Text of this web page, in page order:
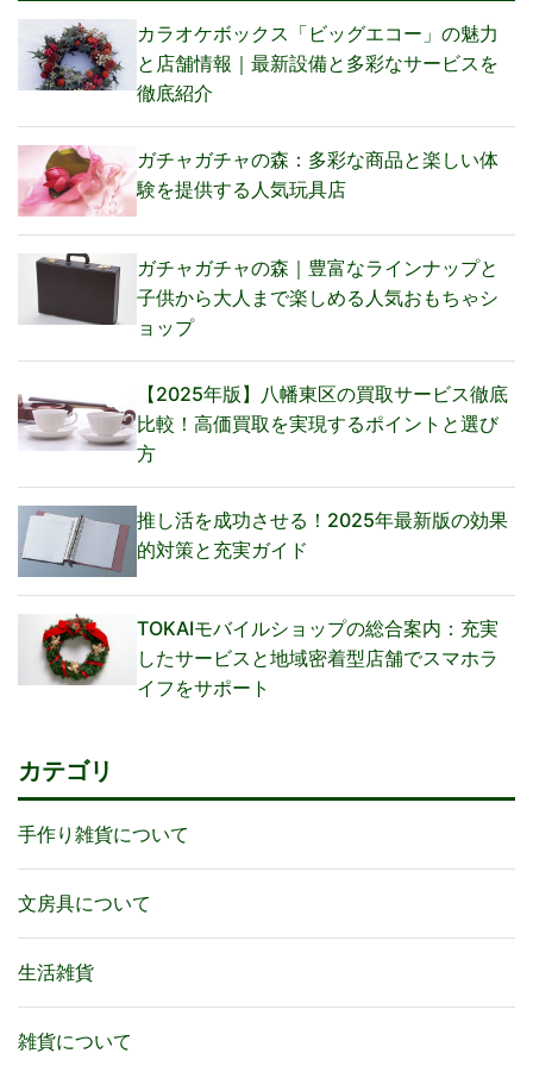
カラオケボックス「ビッグエコー」の魅力
と店舗情報｜最新設備と多彩なサービスを
徹底紹介
ガチャガチャの森：多彩な商品と楽しい体
験を提供する人気玩具店
ガチャガチャの森｜豊富なラインナップと
子供から大人まで楽しめる人気おもちゃシ
ョップ
【2025年版】八幡東区の買取サービス徹底
比較！高価買取を実現するポイントと選び
方
推し活を成功させる！2025年最新版の効果
的対策と充実ガイド
TOKAIモバイルショップの総合案内：充実
したサービスと地域密着型店舗でスマホラ
イフをサポート
カテゴリ
手作り雑貨について
文房具について
生活雑貨
雑貨について